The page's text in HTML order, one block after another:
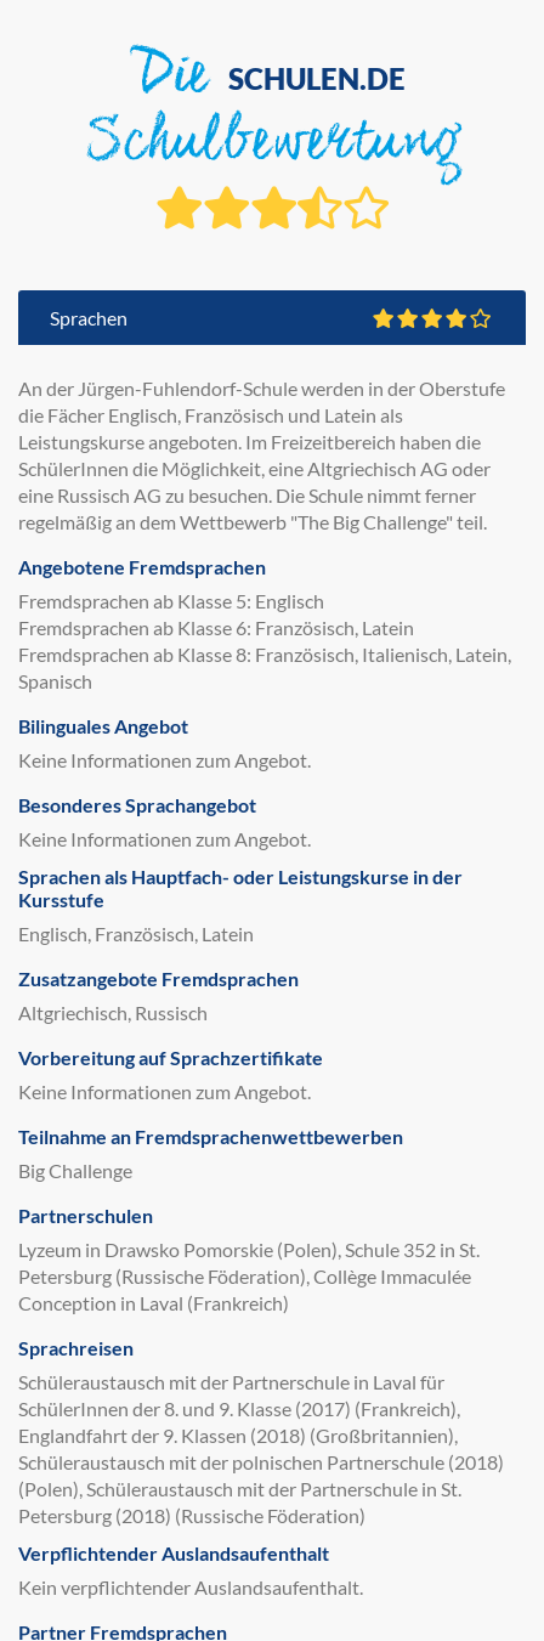
Die SCHULEN.DE
Schulbewertung
Sprachen
An der Jürgen-Fuhlendorf-Schule werden in der Oberstufe
die Fächer Englisch, Französisch und Latein als
Leistungskurse angeboten. Im Freizeitbereich haben die
SchülerInnen die Möglichkeit, eine Altgriechisch AG oder
eine Russisch AG zu besuchen. Die Schule nimmt ferner
regelmäßig an dem Wettbewerb "The Big Challenge" teil.
Angebotene Fremdsprachen
Fremdsprachen ab Klasse 5: Englisch
Fremdsprachen ab Klasse 6: Französisch, Latein
Fremdsprachen ab Klasse 8: Französisch, Italienisch, Latein,
Spanisch
Bilinguales Angebot
Keine Informationen zum Angebot.
Besonderes Sprachangebot
Keine Informationen zum Angebot.
Sprachen als Hauptfach- oder Leistungskurse in der
Kursstufe
Englisch, Französisch, Latein
Zusatzangebote Fremdsprachen
Altgriechisch, Russisch
Vorbereitung auf Sprachzertifikate
Keine Informationen zum Angebot.
Teilnahme an Fremdsprachenwettbewerben
Big Challenge
Partnerschulen
Lyzeum in Drawsko Pomorskie (Polen), Schule 352 in St.
Petersburg (Russische Föderation), Collège Immaculée
Conception in Laval (Frankreich)
Sprachreisen
Schüleraustausch mit der Partnerschule in Laval für
SchülerInnen der 8. und 9. Klasse (2017) (Frankreich),
Englandfahrt der 9. Klassen (2018) (Großbritannien),
Schüleraustausch mit der polnischen Partnerschule (2018)
(Polen), Schüleraustausch mit der Partnerschule in St.
Petersburg (2018) (Russische Föderation)
Verpflichtender Auslandsaufenthalt
Kein verpflichtender Auslandsaufenthalt.
Partner Fremdsprachen